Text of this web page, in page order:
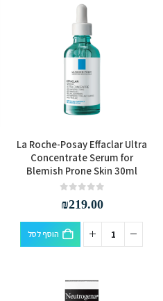
La Roche-Posay Effaclar Ultra
Concentrate Serum for
Blemish Prone Skin 30ml
₪219.00
הוסף לסל